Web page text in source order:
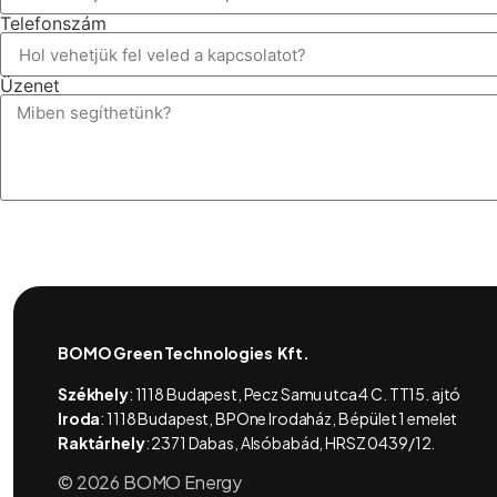
Telefonszám
Üzenet
BOMO Green Technologies Kft.
Székhely:1118 Budapest, Pecz Samu utca 4 C. TT15. ajtó
Iroda:1118 Budapest, BPOne Irodaház, B épület 1 emelet
Raktárhely: 2371 Dabas, Alsóbabád, HRSZ 0439/12.
© 2026 BOMO Energy